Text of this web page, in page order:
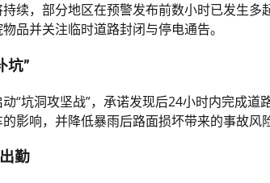
续，部分地区在预警发布前数小时已发生
品并关注临时道路封闭与停电通告。
坑”
“坑洞攻坚战”，承诺发现后24小时内完成
影响，并降低暴雨后路面损坏带来的事故风
勤